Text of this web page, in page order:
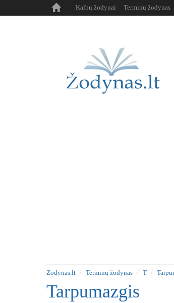
Kalbų žodynai Terminų žodynas
Zodynas.lt Terminų žodynas T
Tarpumazgis